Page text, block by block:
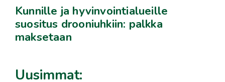
Kunnille ja hyvinvointialueille
suositus drooniuhkiin: palkka
maksetaan
Uusimmat: